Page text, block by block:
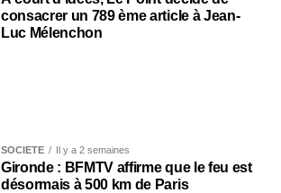
consacrer un 789 ème article à Jean-
Luc Mélenchon
SOCIÉTÉ Il y a 2 semaines
Gironde : BFMTV affirme que le feu est
désormais à 500 km de Paris